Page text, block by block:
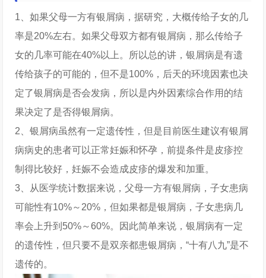
1、如果父母一方有银屑病，据研究，大概传给子女的几
率是20%左右。如果父母双方都有银屑病，那么传给子
女的几率可能在40%以上。所以总的讲，银屑病是有遗
传给孩子的可能的，但不是100%，后天的环境因素也决
定了银屑病是否会发病，所以是内外因素综合作用的结
果决定了是否得银屑病。
2、银屑病虽然有一定遗传性，但是目前医生建议有银屑
病病史的患者可以正常妊娠和怀孕，前提条件是皮疹控
制得比较好，妊娠不会造成皮疹的爆发和加重。
3、从医学统计数据来说，父母一方有银屑病，子女患病
可能性有10%～20%，但如果都是银屑病，子女患病几
率会上升到50%～60%。因此简单来说，银屑病有一定
的遗传性，但只要不是双亲都患银屑病，“十有八九”是不
遗传的。